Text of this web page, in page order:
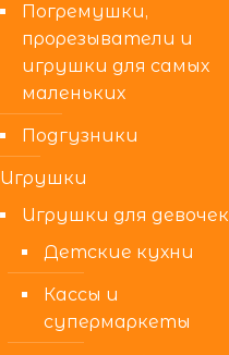
Погремушки,
прорезыватели и
игрушки для самых
маленьких
Подгузники
Игрушки
Игрушки для девочек
Детские кухни
Кассы и
супермаркеты